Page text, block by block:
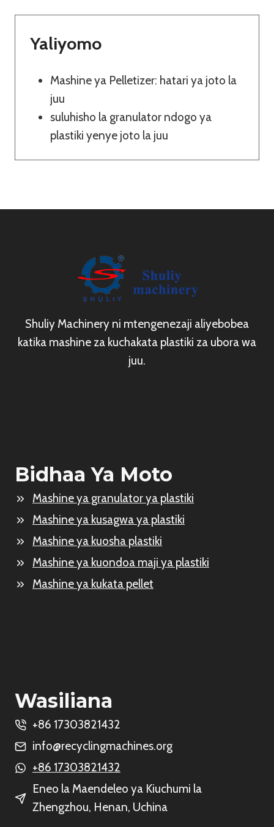
Yaliyomo
Mashine ya Pelletizer: hatari ya joto la
juu
suluhisho la granulator ndogo ya
plastiki yenye joto la juu
Shuliy Machinery ni mtengenezaji aliyebobea
katika mashine za kuchakata plastiki za ubora wa
juu.
Bidhaa Ya Moto
Mashine ya granulator ya plastiki
Mashine ya kusagwa ya plastiki
Mashine ya kuosha plastiki
Mashine ya kuondoa maji ya plastiki
Mashine ya kukata pellet
Wasiliana
+86 17303821432
info@recyclingmachines.org
+86 17303821432
Eneo la Maendeleo ya Kiuchumi la
Zhengzhou, Henan, Uchina